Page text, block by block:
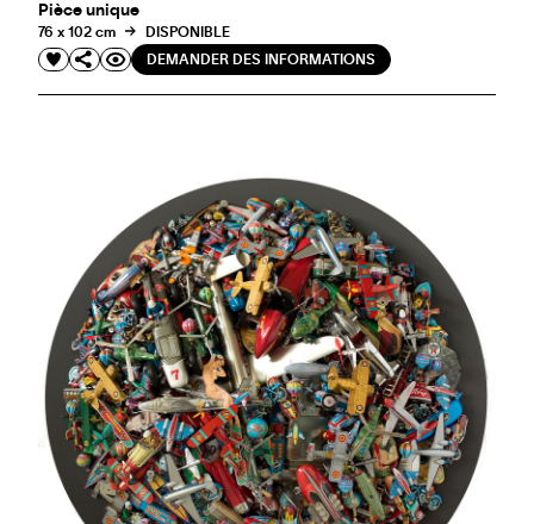
Pièce unique
76 x 102 cm
DISPONIBLE
DEMANDER DES INFORMATIONS